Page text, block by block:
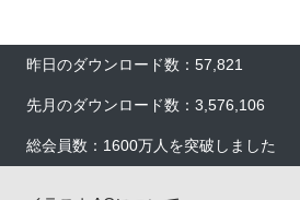
昨日のダウンロード数：57,821
先月のダウンロード数：3,576,106
総会員数：1600万人を突破しました